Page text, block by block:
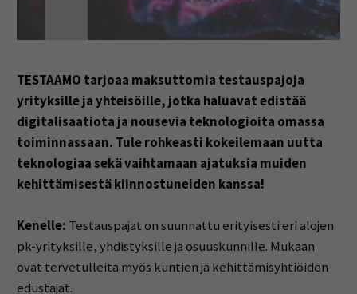
TESTAAMO tarjoaa maksuttomia testauspajoja
yrityksille ja yhteisöille, jotka haluavat edistää
digitalisaatiota ja nousevia teknologioita omassa
toiminnassaan. Tule rohkeasti kokeilemaan uutta
teknologiaa sekä vaihtamaan ajatuksia muiden
kehittämisestä kiinnostuneiden kanssa!
Kenelle: Testauspajat on suunnattu erityisesti eri alojen
pk-yrityksille, yhdistyksille ja osuuskunnille. Mukaan
ovat tervetulleita myös kuntien ja kehittämisyhtiöiden
edustajat.